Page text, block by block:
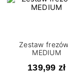
Zestaw
MEDIUM
139,99 zł